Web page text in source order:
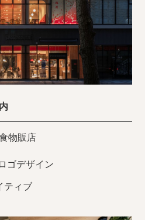
物販店
ゴデザイン
ティブ